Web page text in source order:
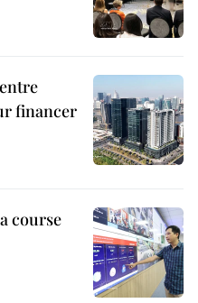
financer
course